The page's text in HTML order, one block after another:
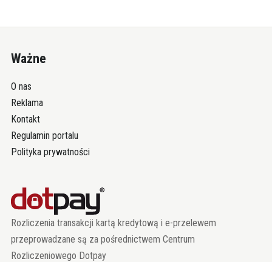
Ważne
O nas
Reklama
Kontakt
Regulamin portalu
Polityka prywatności
Rozliczenia transakcji kartą kredytową i e-przelewem
przeprowadzane są za pośrednictwem Centrum
Rozliczeniowego Dotpay